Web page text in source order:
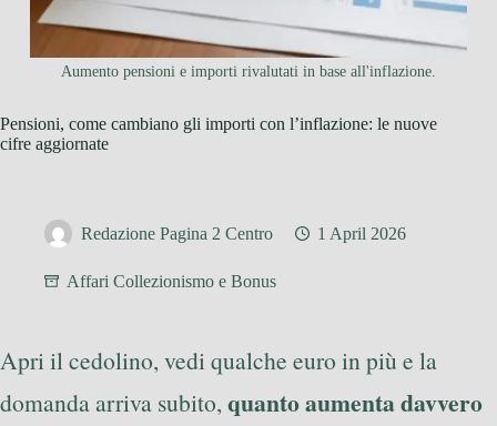
Aumento pensioni e importi rivalutati in base all'inflazione.
Pensioni, come cambiano gli importi con l’inflazione: le nuove
cifre aggiornate
Redazione Pagina 2 Centro 1 April 2026
Affari Collezionismo e Bonus
Apri il cedolino, vedi qualche euro in più e la
domanda arriva subito, quanto aumenta davvero